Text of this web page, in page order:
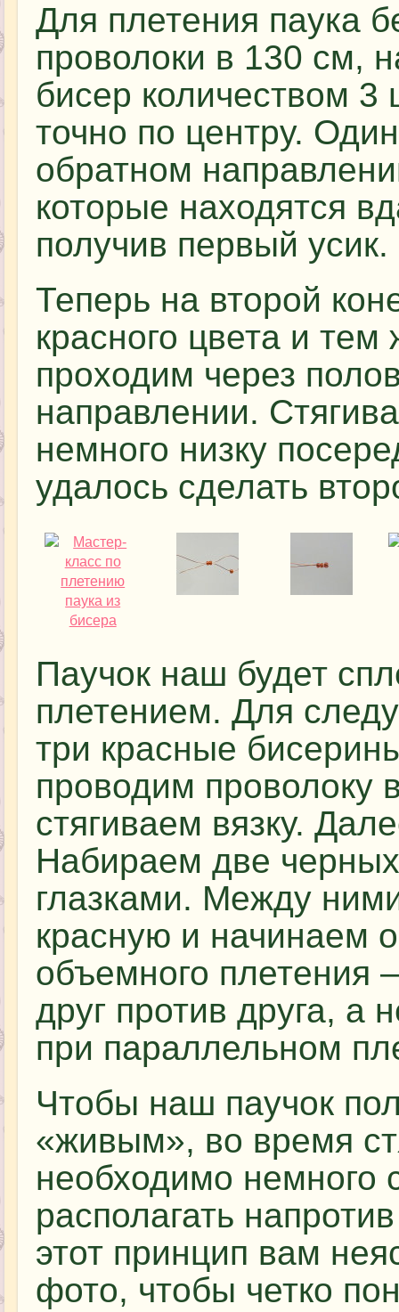
Для плетения паука
проволоки в 130 см,
бисер количеством 3
точно по центру.
обратном
которые находятся
получив первый усик.
Теперь на второй
красного цвета и
проходим через
направлении.
немного низку
удалось сделать
Паучок наш будет
плетением. Для
три красные
проводим проволоку
стягиваем вязку.
Набираем две
глазками. Между
красную и начинаем
объемного плетения
друг против друга, а
при параллельном
Чтобы наш паучок
«живым», во время
необходимо немного
располагать
этот принцип вам
фото, чтобы четко